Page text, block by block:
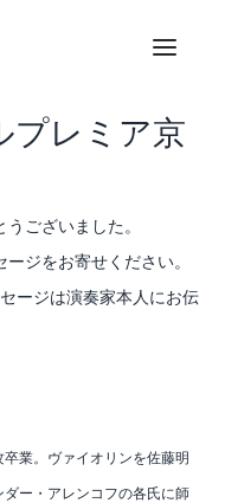
プレミア京
ございました。
ジをお寄せください。
ージは演奏家本人にお伝
業。ヴァイオリンを佐藤明
ー・アレンコフの各氏に師